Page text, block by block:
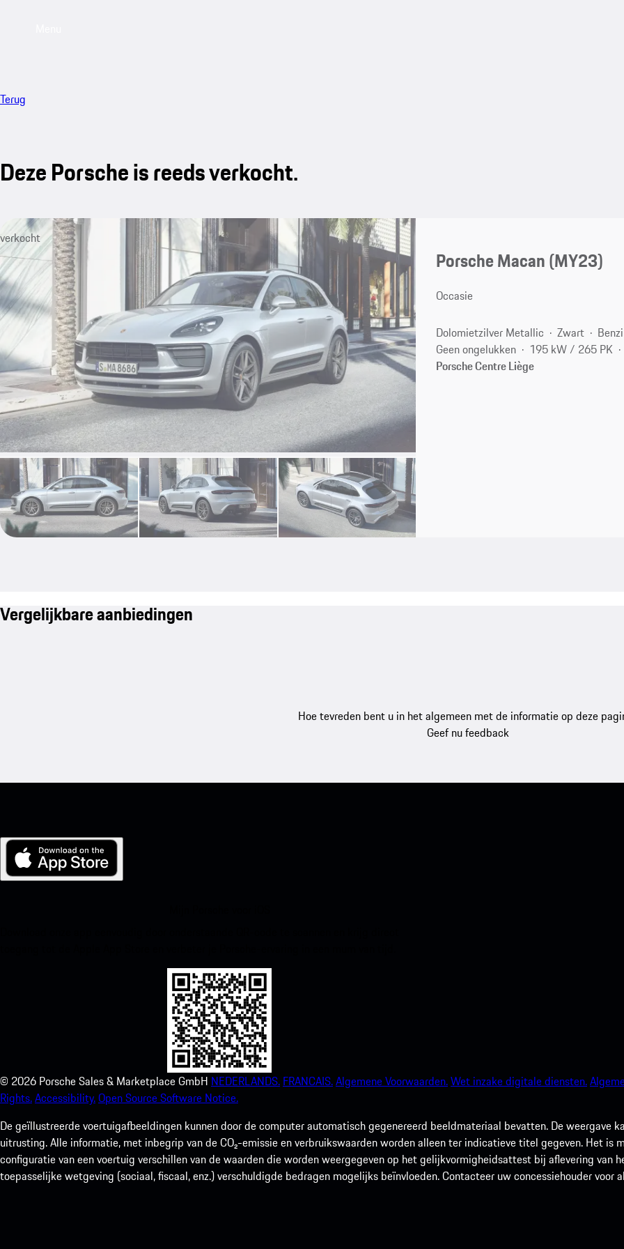
Terug
Deze Porsche is reeds verkocht.
verkocht
Porsche Macan (MY23)
Occasie
Dolomietzilver Metallic Zwart
Geen ongelukken
195 kW / 265 PK
Porsche Centre Liège
Vergelijkbare aanbiedingen
Hoe tevreden bent u in het algemeen met de informatie op deze
Geef nu feedback
© 2026 Porsche Sales & Marketplace GmbH NEDERLANDS. FRANCAIS.Algemene Voorwaarden.Wet inzake digitale diensten.
Rights.Accessibility.Open Source Software Notice.
De geïllustreerde voertuigafbeeldingen kunnen door de computer automatisch gegenereerd beeldmateriaal bevatten. De
uitrusting. Alle informatie, met inbegrip van de CO₂-emissie en verbruikswaarden worden alleen ter indicatieve titel gegeven. Het is
configuratie van een voertuig verschillen van de waarden die worden weergegeven op het gelijkvormigheidsattest bij aflevering van
toepasselijke wetgeving (sociaal, fiscaal, enz.) verschuldigde bedragen mogelijks beïnvloeden. Contacteer uw concessiehouder